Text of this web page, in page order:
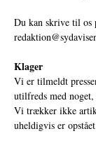
Du kan skrive til os
Klager
Vi er tilmeldt
utilfreds med
Vi trækker ikke
uheldigvis er